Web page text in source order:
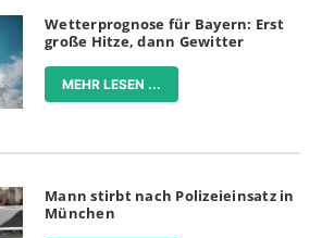
Wetterprognose für Bayern: Erst
große Hitze, dann Gewitter
MEHR LESEN ...
Mann stirbt nach Polizeieinsatz in
München